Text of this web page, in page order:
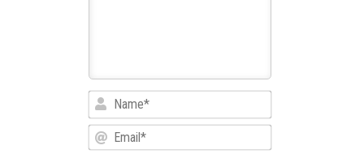
Name*
Email*